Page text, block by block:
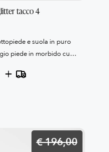
tacco 4
e suola in puro
piede in morbido cuoio
Patrizia
+
€ 196,00